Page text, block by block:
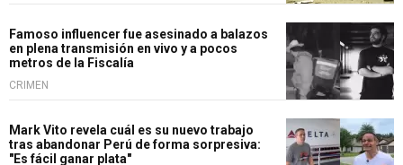
Famoso influencer fue asesinado a balazos
en plena transmisión en vivo y a pocos
metros de la Fiscalía
CRIMEN
Mark Vito revela cuál es su nuevo trabajo
tras abandonar Perú de forma sorpresiva:
"Es fácil ganar plata"